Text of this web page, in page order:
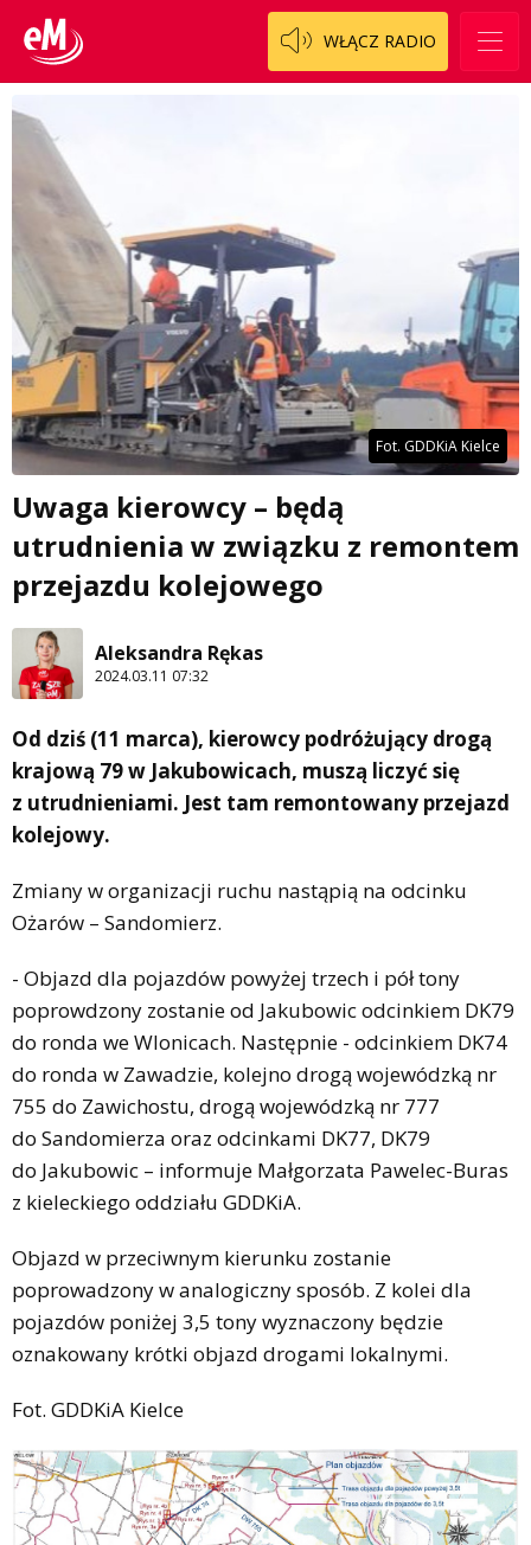
WŁĄCZ RADIO
Fot. GDDKiA Kielce
Uwaga kierowcy – będą
utrudnienia w związku z remontem
przejazdu kolejowego
Aleksandra Rękas
2024.03.11 07:32
Od dziś (11 marca), kierowcy podróżujący drogą
krajową 79 w Jakubowicach, muszą liczyć się
z utrudnieniami. Jest tam remontowany przejazd
kolejowy.
Zmiany w organizacji ruchu nastąpią na odcinku
Ożarów – Sandomierz.
- Objazd dla pojazdów powyżej trzech i pół tony
poprowdzony zostanie od Jakubowic odcinkiem DK79
do ronda we Wlonicach. Następnie - odcinkiem DK74
do ronda w Zawadzie, kolejno drogą wojewódzką nr
755 do Zawichostu, drogą wojewódzką nr 777
do Sandomierza oraz odcinkami DK77, DK79
do Jakubowic – informuje Małgorzata Pawelec-Buras
z kieleckiego oddziału GDDKiA.
Objazd w przeciwnym kierunku zostanie
poprowadzony w analogiczny sposób. Z kolei dla
pojazdów poniżej 3,5 tony wyznaczony będzie
oznakowany krótki objazd drogami lokalnymi.
Fot. GDDKiA Kielce